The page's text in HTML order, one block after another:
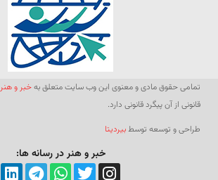
تمامی حقوق مادی و معنوی این وب سایت متعلق بهخبر و هنر
قانونی از آن پیگرد قانونی دارد.
طراحی و توسعه توسطبیردیتا
خبر و هنر در رسانه ها: